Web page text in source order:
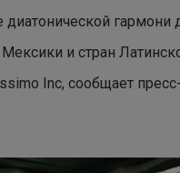
диатонической гармони
и стран
Inc, сообщает